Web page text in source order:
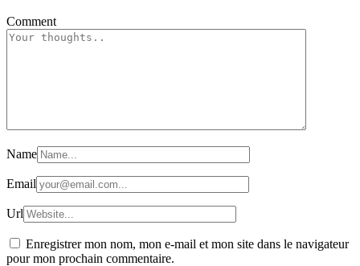
Comment
Name
Email
Url
Enregistrer mon nom, mon e-mail et mon site dans le navigateur
pour mon prochain commentaire.